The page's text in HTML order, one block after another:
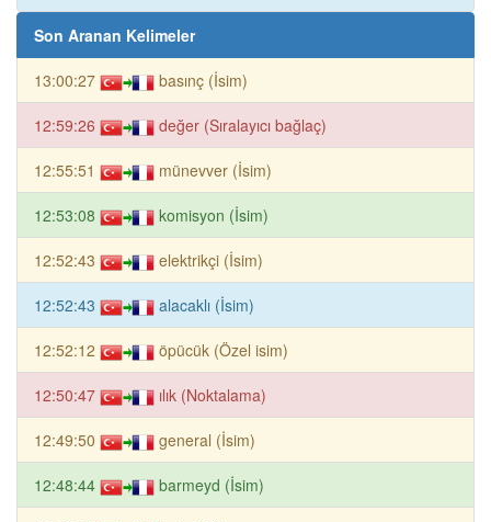
Son Aranan Kelimeler
13:00:27 basınç (İsim)
12:59:26 değer (Sıralayıcı bağlaç)
12:55:51 münevver (İsim)
12:53:08 komisyon (İsim)
12:52:43 elektrikçi (İsim)
12:52:43 alacaklı (İsim)
12:52:12 öpücük (Özel isim)
12:50:47 ılık (Noktalama)
12:49:50 general (İsim)
12:48:44 barmeyd (İsim)